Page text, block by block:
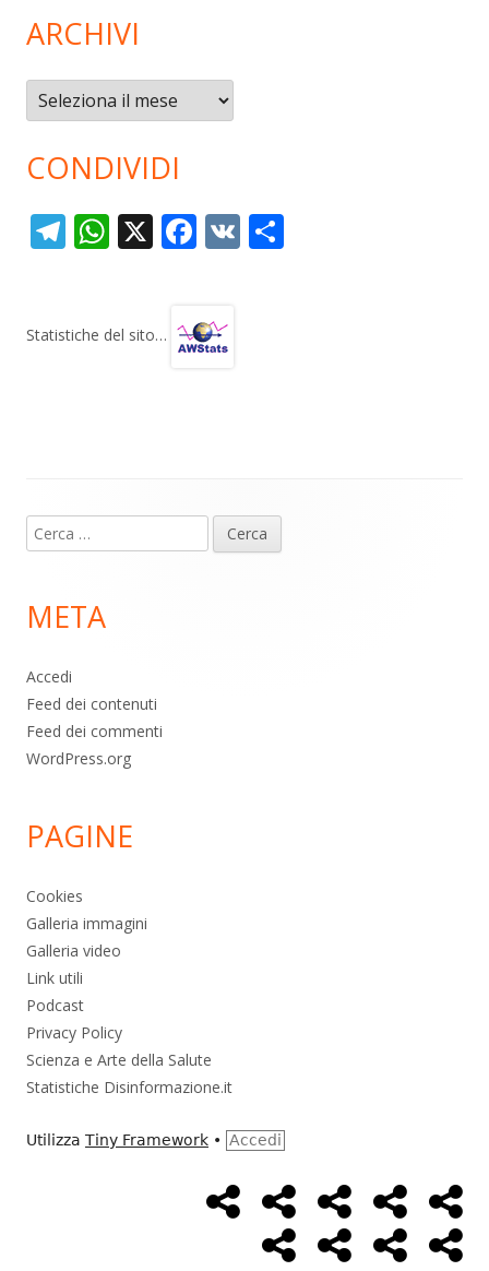
ARCHIVI
Archivi
CONDIVIDI
T
gr
W
s
X F
b
V
Statistiche del sito…
piè
pagina
Ricerca
per:
META
Accedi
Feed dei contenuti
Feed dei commenti
WordPress.org
PAGINE
Cookies
Galleria immagini
Galleria video
Link utili
Podcast
Privacy Policy
Scienza e Arte della Salute
Statistiche Disinformazione.it
Utilizza Tiny Framework • Accedi
MenùHome
Page
Alimentazione
AmbienteBambini
Cancro ControlloEconomia